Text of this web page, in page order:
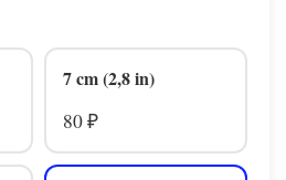
7 cm (2,8 in)
80 ₽